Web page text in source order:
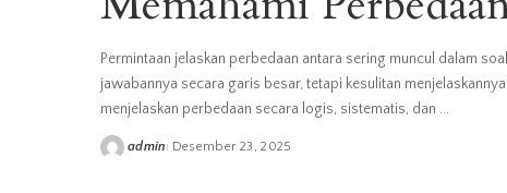
Permintaan jelaskan perbedaan antara sering muncul dalam
jawabannya secara garis besar, tetapi kesulitan
menjelaskan perbedaan secara logis, sistematis, dan ...
Posted
admin Desember 23, 2025